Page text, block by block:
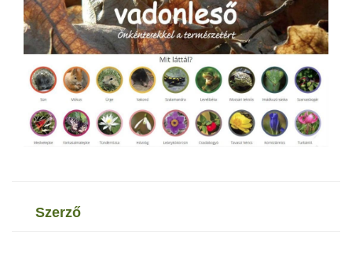
szerző